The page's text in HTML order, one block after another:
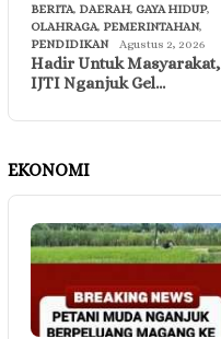
BERITA, DAERAH, GAYA HIDUP,
OLAHRAGA, PEMERINTAHAN,
PENDIDIKAN
Agustus 2, 2026
Hadir Untuk Masyarakat,
IJTI Nganjuk Gel…
EKONOMI